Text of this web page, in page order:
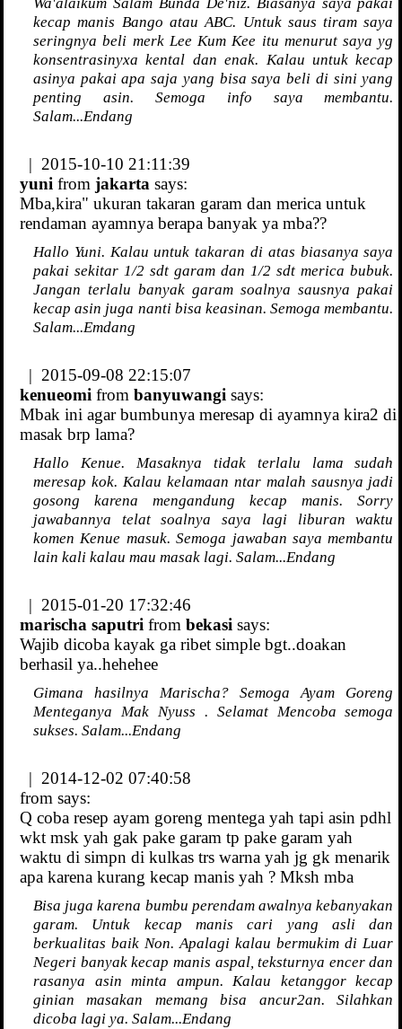
kecap manis Bango atau ABC. Untuk saus tiram saya
seringnya beli merk Lee Kum Kee itu menurut saya yg
konsentrasinyxa kental dan enak. Kalau untuk kecap
asinya pakai apa saja yang bisa saya beli di sini yang
penting asin. Semoga info saya membantu.
Salam...Endang
| 2015-10-10 21:11:39
yuni from jakarta says:
Mba,kira" ukuran takaran garam dan merica untuk
rendaman ayamnya berapa banyak ya mba??
Hallo Yuni. Kalau untuk takaran di atas biasanya saya
pakai sekitar 1/2 sdt garam dan 1/2 sdt merica bubuk.
Jangan terlalu banyak garam soalnya sausnya pakai
kecap asin juga nanti bisa keasinan. Semoga membantu.
Salam...Emdang
| 2015-09-08 22:15:07
kenueomi from banyuwangi says:
Mbak ini agar bumbunya meresap di ayamnya kira2 di
masak brp lama?
Hallo Kenue. Masaknya tidak terlalu lama sudah
meresap kok. Kalau kelamaan ntar malah sausnya jadi
gosong karena mengandung kecap manis. Sorry
jawabannya telat soalnya saya lagi liburan waktu
komen Kenue masuk. Semoga jawaban saya membantu
lain kali kalau mau masak lagi. Salam...Endang
| 2015-01-20 17:32:46
marischa saputri from bekasi says:
Wajib dicoba kayak ga ribet simple bgt..doakan
berhasil ya..hehehee
Gimana hasilnya Marischa? Semoga Ayam Goreng
Menteganya Mak Nyuss . Selamat Mencoba semoga
sukses. Salam...Endang
| 2014-12-02 07:40:58
from says:
Q coba resep ayam goreng mentega yah tapi asin pdhl
wkt msk yah gak pake garam tp pake garam yah
waktu di simpn di kulkas trs warna yah jg gk menarik
apa karena kurang kecap manis yah ? Mksh mba
Bisa juga karena bumbu perendam awalnya kebanyakan
garam. Untuk kecap manis cari yang asli dan
berkualitas baik Non. Apalagi kalau bermukim di Luar
Negeri banyak kecap manis aspal, teksturnya encer dan
rasanya asin minta ampun. Kalau ketanggor kecap
ginian masakan memang bisa ancur2an. Silahkan
dicoba lagi ya. Salam...Endang